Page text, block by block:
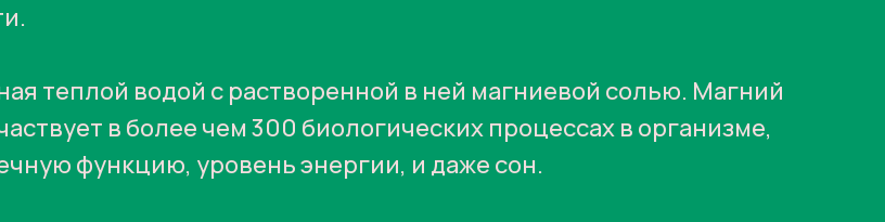
теплой водой с растворенной в ней магниевой солью. Магний
в более чем 300 биологических процессах в организме,
функцию, уровень энергии, и даже сон.